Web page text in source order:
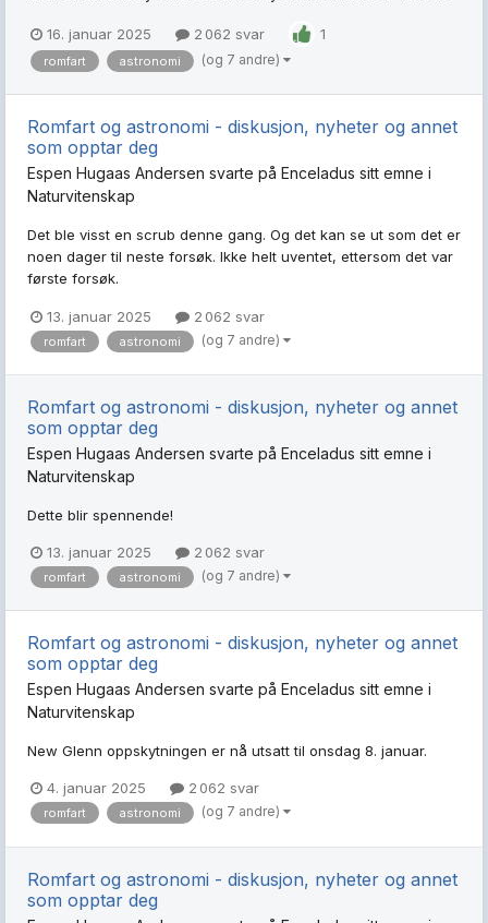
16. januar 2025 2 062 svar 1
romfart astronomi (og 7 andre)
Romfart og astronomi - diskusjon, nyheter og annet
som opptar deg
Espen Hugaas Andersen svarte på Enceladus sitt emne i
Naturvitenskap
Det ble visst en scrub denne gang. Og det kan se ut som det er
noen dager til neste forsøk. Ikke helt uventet, ettersom det var
første forsøk.
13. januar 2025 2 062 svar
romfart astronomi (og 7 andre)
Romfart og astronomi - diskusjon, nyheter og annet
som opptar deg
Espen Hugaas Andersen svarte på Enceladus sitt emne i
Naturvitenskap
Dette blir spennende!
13. januar 2025 2 062 svar
romfart astronomi (og 7 andre)
Romfart og astronomi - diskusjon, nyheter og annet
som opptar deg
Espen Hugaas Andersen svarte på Enceladus sitt emne i
Naturvitenskap
New Glenn oppskytningen er nå utsatt til onsdag 8. januar.
4. januar 2025 2 062 svar
romfart astronomi (og 7 andre)
Romfart og astronomi - diskusjon, nyheter og annet
som opptar deg